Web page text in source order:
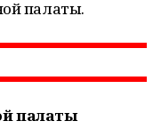
палаты.
палаты